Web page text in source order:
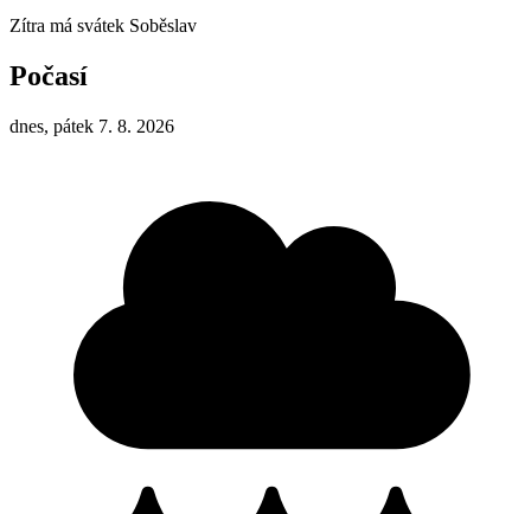
Zítra má svátek Soběslav
Počasí
dnes, pátek 7. 8. 2026